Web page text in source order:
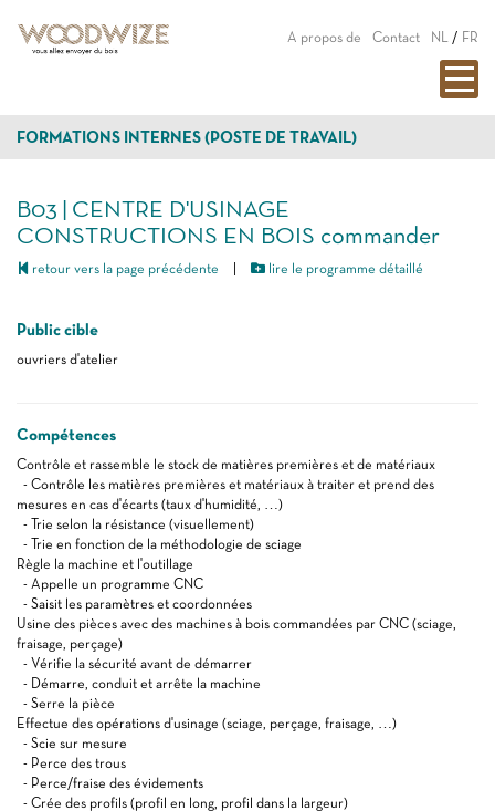
A propos de Contact NL / FR
FORMATIONS INTERNES (POSTE DE TRAVAIL)
B03 | CENTRE D'USINAGE
CONSTRUCTIONS EN BOIS commander
retour vers la page précédente lire le programme détaillé
Public cible
ouvriers d'atelier
Compétences
Contrôle et rassemble le stock de matières premières et de matériaux
- Contrôle les matières premières et matériaux à traiter et prend des
mesures en cas d'écarts (taux d'humidité, …)
- Trie selon la résistance (visuellement)
- Trie en fonction de la méthodologie de sciage
Règle la machine et l'outillage
- Appelle un programme CNC
- Saisit les paramètres et coordonnées
Usine des pièces avec des machines à bois commandées par CNC (sciage,
fraisage, perçage)
- Vérifie la sécurité avant de démarrer
- Démarre, conduit et arrête la machine
- Serre la pièce
Effectue des opérations d'usinage (sciage, perçage, fraisage, …)
- Scie sur mesure
- Perce des trous
- Perce/fraise des évidements
- Crée des profils (profil en long, profil dans la largeur)